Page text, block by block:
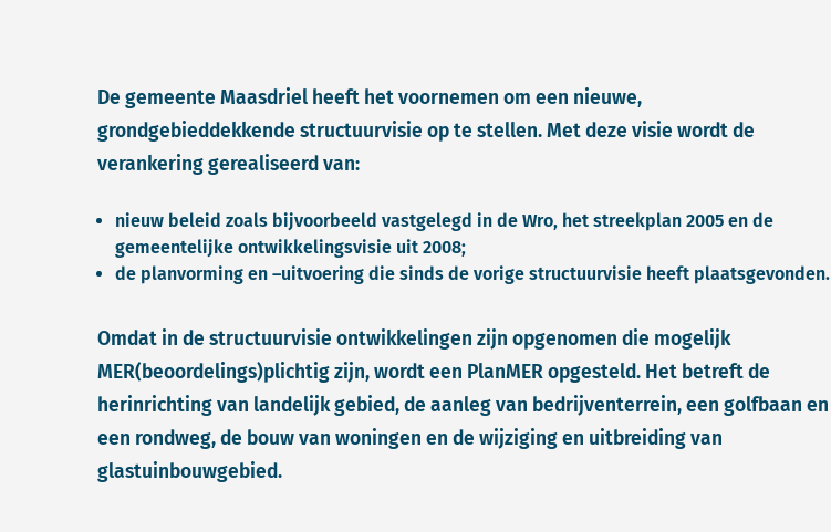
De gemeente Maasdriel heeft het voornemen om een nieuwe,
grondgebieddekkende structuurvisie op te stellen. Met deze visie wordt de
verankering gerealiseerd van:
nieuw beleid zoals bijvoorbeeld vastgelegd in de Wro, het streekplan 2005 en de
gemeentelijke ontwikkelingsvisie uit 2008;
de planvorming en –uitvoering die sinds de vorige structuurvisie heeft plaatsgevonden.
Omdat in de structuurvisie ontwikkelingen zijn opgenomen die mogelijk
MER(beoordelings)plichtig zijn, wordt een PlanMER opgesteld. Het betreft de
herinrichting van landelijk gebied, de aanleg van bedrijventerrein, een golfbaan en
een rondweg, de bouw van woningen en de wijziging en uitbreiding van
glastuinbouwgebied.